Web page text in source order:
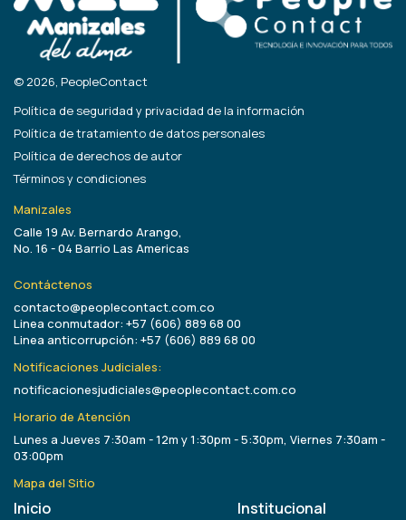
© 2026, PeopleContact
Política de seguridad y privacidad de la información
Política de tratamiento de datos personales
Política de derechos de autor
Términos y condiciones
Manizales
Calle 19 Av. Bernardo Arango,
No. 16 - 04 Barrio Las Americas
Contáctenos
contacto@peoplecontact.com.co
Linea conmutador: +57 (606) 889 68 00
Linea anticorrupción: +57 (606) 889 68 00
Notificaciones Judiciales:
notificacionesjudiciales@peoplecontact.com.co
Horario de Atención
Lunes a Jueves 7:30am - 12m y 1:30pm - 5:30pm, Viernes 7:30am -
03:00pm
Mapa del Sitio
Inicio
Institucional